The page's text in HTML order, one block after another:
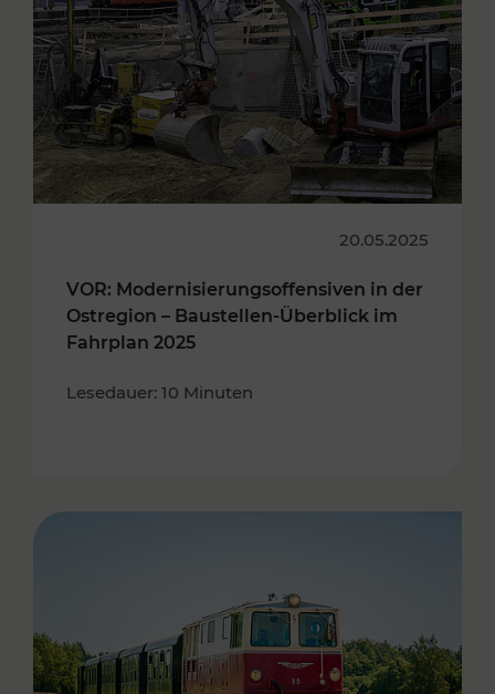
20.05.2025
VOR: Modernisierungsoffensiven in der
Ostregion – Baustellen-Überblick im
Fahrplan 2025
Lesedauer: 10 Minuten